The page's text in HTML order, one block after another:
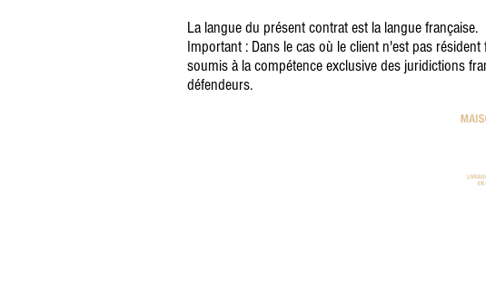
La langue du présent contrat est la langue française.
Important : Dans le cas où le client n'est pas
soumis à la compétence exclusive des juridictions
défendeurs.